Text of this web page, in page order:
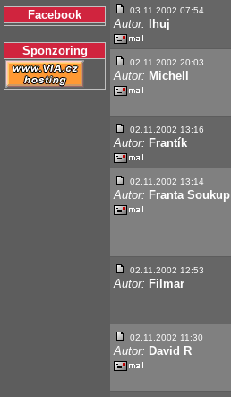
Facebook
Sponzoring
03.11.2002 07:54
Autor: Ihuj
02.11.2002 20:03
Autor: Michell
02.11.2002 13:16
Autor: Frantík
02.11.2002 13:14
Autor: Franta Soukup
02.11.2002 12:53
Autor: Filmar
02.11.2002 11:30
Autor: David R